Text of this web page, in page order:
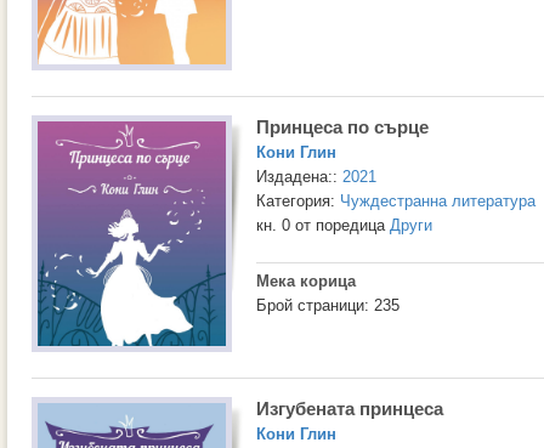
Принцеса по сърце
Кони Глин
Издадена:: 2021
Категория: Чуждестранна литература
кн. 0 от поредица Други
Мека корица
Брой страници: 235
Изгубената принцеса
Кони Глин